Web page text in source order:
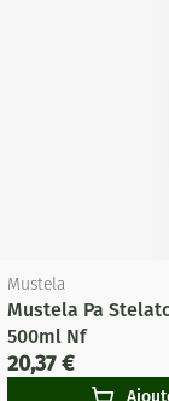
Mustela
Mustela Pa
500ml Nf
20,37 €